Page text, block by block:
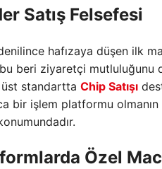
Satış Felsefesi
hafızaya düşen ilk
beri ziyaretçi mutluluğunu
standartta Chip Satışı
bir işlem platformu
Özel